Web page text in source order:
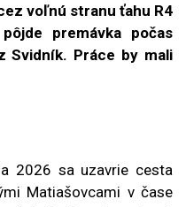
voľnú stranu ťahu R4
premávka počas
Svidník. Práce by mali
2026 sa uzavrie cesta
Matiašovcami v čase